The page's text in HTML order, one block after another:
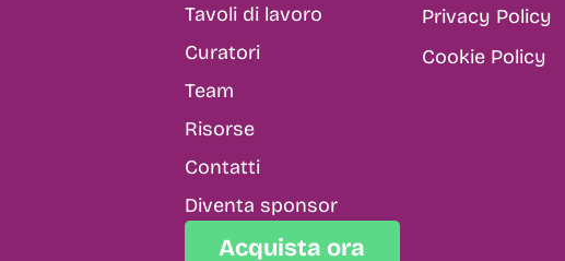
Tavoli di lavoro
Curatori
Team
Risorse
Contatti
Diventa sponsor
Acquista ora
Privacy Policy
Cookie Policy